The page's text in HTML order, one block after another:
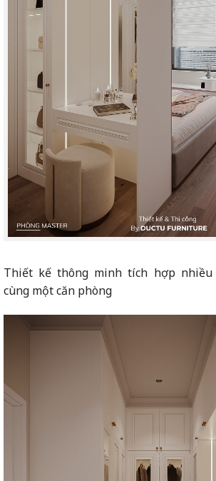
Thiết kế thông minh tích hợp
cùng một căn phòng